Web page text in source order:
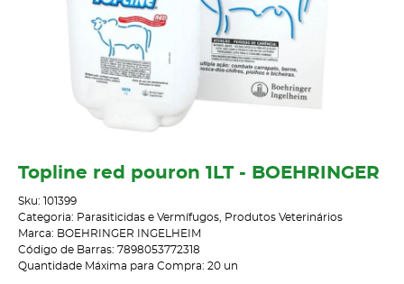
Topline red pouron 1LT - BOEHRINGER
Sku: 101399
Categoria: Parasiticidas e Vermífugos
Produtos Veterinários
Marca: BOEHRINGER INGELHEIM
Código de Barras: 7898053772318
Quantidade Máxima para Compra: 20 un